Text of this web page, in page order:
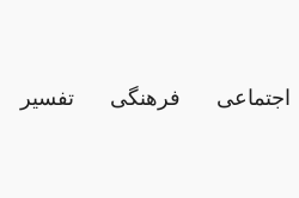
اجتماعی فرهنگی تفسیر